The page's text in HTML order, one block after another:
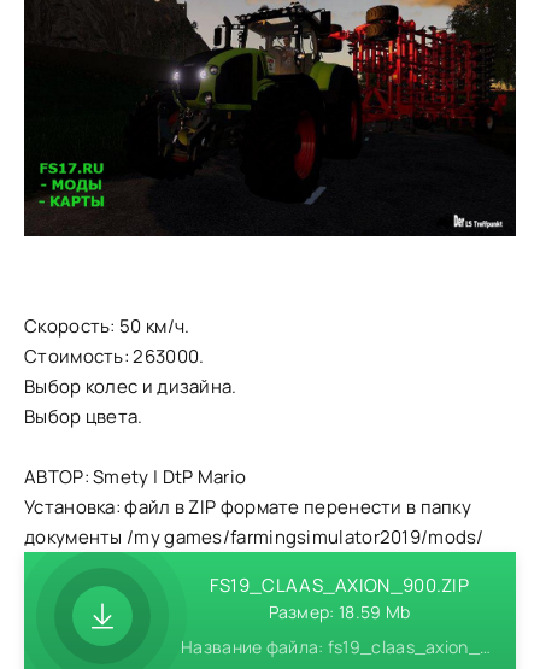
Скорость: 50 км/ч.
Стоимость: 263000.
Выбор колес и дизайна.
Выбор цвета.
АВТОР: Smety | DtP Mario
Установка: файл в ZIP формате перенести в папку
документы /my games/farmingsimulator2019/mods/
FS19_CLAAS_AXION_900.ZIP
Размер: 18.59 Mb
Название файла: fs19_claas_axion_900.zip